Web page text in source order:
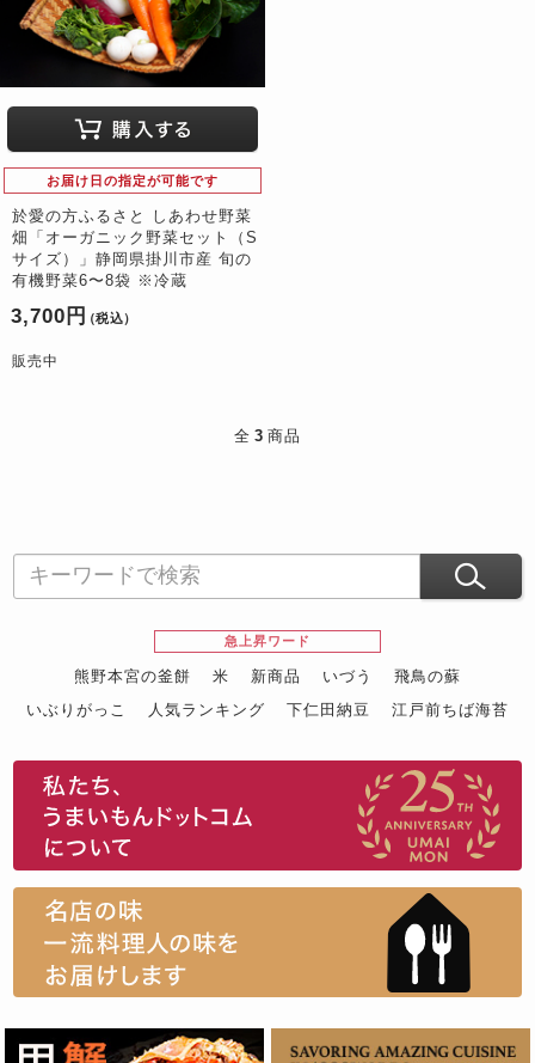
お届け日の指定が可能です
於愛の方ふるさと しあわせ野菜
畑「オーガニック野菜セット（S
サイズ）」静岡県掛川市産 旬の
有機野菜6〜8袋 ※冷蔵
3,700円 （税込）
販売中
全 3 商品
急上昇ワード
熊野本宮の釜餅 米 新商品 いづう
飛鳥の蘇
いぶりがっこ
人気ランキング 下仁田納豆
江戸前ちば海苔